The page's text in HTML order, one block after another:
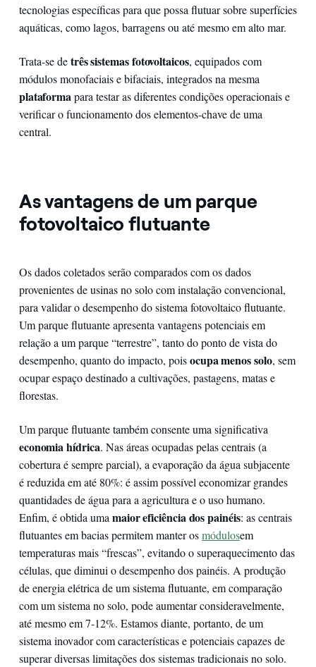
tecnologias específicas para que possa flutuar sobre superfícies
aquáticas, como lagos, barragens ou até mesmo em alto mar.
Trata-se detrês sistemas fotovoltaicos, equipados com
módulos monofaciais e bifaciais, integrados na mesma
plataformapara testar as diferentes condições operacionais e
verificar o funcionamento dos elementos-chave de uma
central.
As vantagens de um parque
fotovoltaico flutuante
Os dados coletados serão comparados com os dados
provenientes de usinas no solo com instalação convencional,
para validar o desempenho do sistema fotovoltaico flutuante.
Um parque flutuante apresenta vantagens potenciais em
relação a um parque “terrestre”, tanto do ponto de vista do
desempenho, quanto do impacto, poisocupa menos solo, sem
ocupar espaço destinado a cultivações, pastagens, matas e
florestas.
Um parque flutuante também consente uma significativa
economia hídrica. Nas áreas ocupadas pelas centrais (a
cobertura é sempre parcial), a evaporação da água subjacente
é reduzida em até 80%: é assim possível economizar grandes
quantidades de água para a agricultura e o uso humano.
Enfim, é obtida umamaior eficiência dos painéis: as centrais
flutuantes em bacias permitem manter osmódulosem
temperaturas mais “frescas”, evitando o superaquecimento das
células, que diminui o desempenho dos painéis. A produção
de energia elétrica de um sistema flutuante, em comparação
com um sistema no solo, pode aumentar consideravelmente,
até mesmo em 7-12%. Estamos diante, portanto, de um
sistema inovador com características e potenciais capazes de
superar diversas limitações dos sistemas tradicionais no solo.